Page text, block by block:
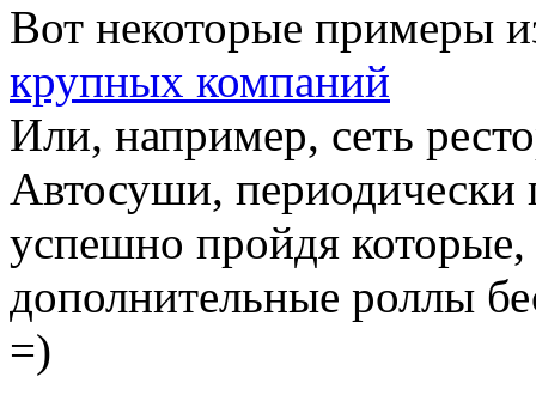
Вот некоторые примеры
крупных компаний
Или, например, сеть
Автосуши, периодически
успешно пройдя которые,
дополнительные роллы
=)